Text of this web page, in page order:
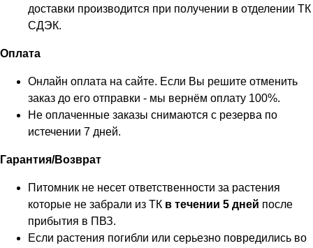
доставки производится при получении в отделении ТК
СДЭК.
Оплата
Онлайн оплата на сайте. Если Вы решите отменить
заказ до его отправки - мы вернём оплату 100%.
Не оплаченные заказы снимаются с резерва по
истечении 7 дней.
Гарантия/Возврат
Питомник не несет ответственности за растения
которые не забрали из ТК в течении 5 дней после
прибытия в ПВЗ.
Если растения погибли или серьезно повредились во